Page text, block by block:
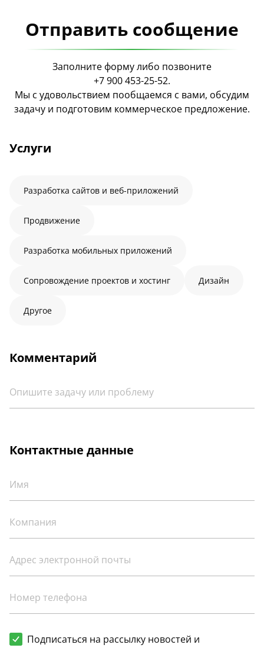
Отправить сообщение
Заполните форму либо позвоните
+7 900 453-25-52.
Мы с удовольствием пообщаемся с вами, обсудим
задачу и подготовим коммерческое предложение.
Услуги
Разработка сайтов и веб-приложений
Продвижение
Разработка мобильных приложений
Сопровождение проектов и хостинг Дизайн
Другое
Комментарий
Контактные данные
Подписаться на рассылку новостей и